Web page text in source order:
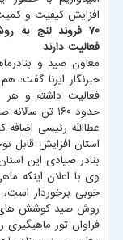
افزایش کیفیت و
۷۰ فروند لنج
فعالیت دارند
معاون صید و
حدود ۱۶۰ تن سالانه صید می کند.
عطاالله رئیسی
بنادر صیادی این
وی با اعلان اینکه
خوبی برخوردار است،
روش صید کوشش های
فراوان تور ماهیگیری